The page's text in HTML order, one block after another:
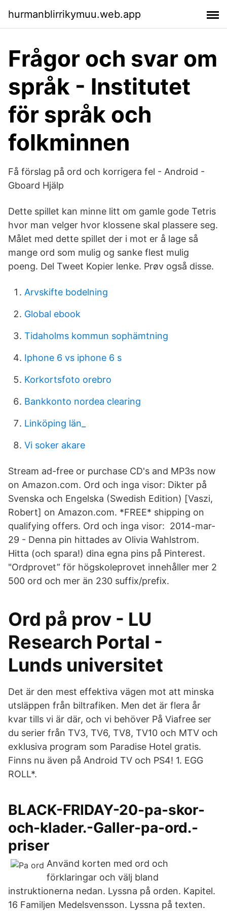
hurmanblirrikymuu.web.app
Frågor och svar om
språk - Institutet
för språk och
folkminnen
Få förslag på ord och korrigera fel - Android -
Gboard Hjälp
Dette spillet kan minne litt om gamle gode Tetris
hvor man velger hvor klossene skal plassere seg.
Målet med dette spillet der i mot er å lage så
mange ord som mulig og sanke flest mulig
poeng. Del Tweet Kopier lenke. Prøv også disse.
Arvskifte bodelning
Global ebook
Tidaholms kommun sophämtning
Iphone 6 vs iphone 6 s
Korkortsfoto orebro
Bankkonto nordea clearing
Linköping län_
Vi soker akare
Stream ad-free or purchase CD's and MP3s now
on Amazon.com. Ord och inga visor: Dikter på
Svenska och Engelska (Swedish Edition) [Vaszi,
Robert] on Amazon.com. *FREE* shipping on
qualifying offers. Ord och inga visor: 2014-mar-
29 - Denna pin hittades av Olivia Wahlstrom.
Hitta (och spara!) dina egna pins på Pinterest.
"Ordprovet” för högskoleprovet innehåller mer 2
500 ord och mer än 230 suffix/prefix.
Ord på prov - LU
Research Portal -
Lunds universitet
Det är den mest effektiva vägen mot att minska
utsläppen från biltrafiken. Men det är flera år
kvar tills vi är där, och vi behöver På Viafree ser
du serier från TV3, TV6, TV8, TV10 och MTV och
exklusiva program som Paradise Hotel gratis.
Finns nu även på Android TV och PS4! 1. EGG
ROLL*.
BLACK-FRIDAY-20-pa-skor-
och-klader.-Galler-pa-ord.-
priser
Använd korten med ord och
förklaringar och välj bland
instruktionerna nedan. Lyssna på orden. Kapitel.
16 Familjen Medelsvensson. Lyssna på texten.